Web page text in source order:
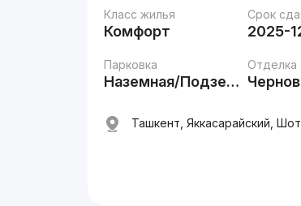
Класс жилья
Комфорт
Срок
2025-
Парковка
Наземная/Подземная
Отделка
Ташкент, Яккасарайский,